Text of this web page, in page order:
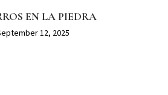
EN LA PIEDRA
12, 2025